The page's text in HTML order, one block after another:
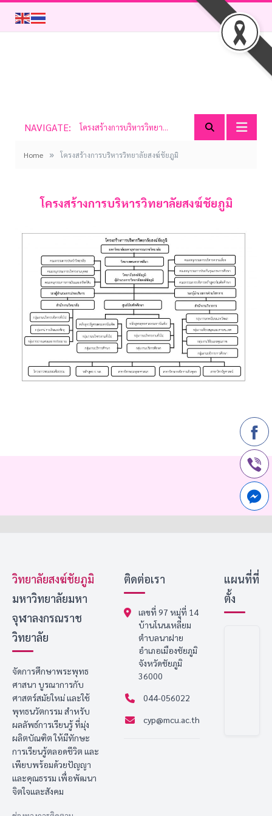
NAVIGATE: โครงสร้างการบริหารวิทยาลัยสงฆ์ชัยภูมิ
Home » โครงสร้างการบริหารวิทยาลัยสงฆ์ชัยภูมิ
โครงสร้างการบริหารวิทยาลัยสงฆ์ชัยภูมิ
วิทยาลัยสงฆ์ชัยภูมิ
มหาวิทยาลัยมหา
จุฬาลงกรณราช
วิทยาลัย
จัดการศึกษาพระพุทธ
ศาสนา บูรณาการกับ
ศาสตร์สมัยใหม่ และใช้
พุทธนวัตกรรม สำหรับ
ผลลัพธ์การเรียนรู้ ที่มุ่ง
ผลิตบัณฑิต ให้มีทักษะ
การเรียนรู้ตลอดชีวิต และ
เพียบพร้อมด้วยปัญญา
และคุณธรรม เพื่อพัฒนา
จิตใจและสังคม
ติดต่อเรา
เลขที่ 97 หมู่ที่ 14
บ้านโนนเหลี่ยม
ตำบลนาฝาย
อำเภอเมืองชัยภูมิ
จังหวัดชัยภูมิ
36000
044-056022
cyp@mcu.ac.th
แผนที่ที่
ตั้ง